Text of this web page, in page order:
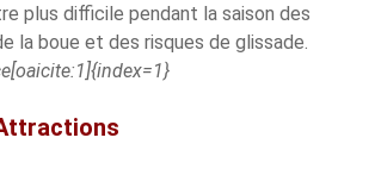
plus difficile pendant la saison des
la boue et des risques de glissade.